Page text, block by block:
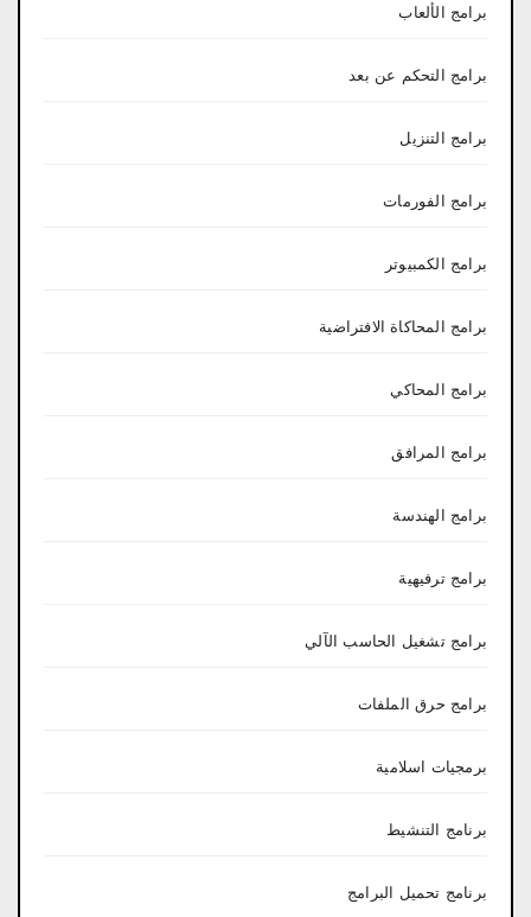
برامج الألعاب
برامج التحكم عن بعد
برامج التنزيل
برامج الفورمات
برامج الكمبيوتر
برامج المحاكاة الافتراضية
برامج المحاكي
برامج المرافق
برامج الهندسة
برامج ترفيهية
برامج تشغيل الحاسب الآلي
برامج حرق الملفات
برمجيات اسلامية
برنامج التنشيط
برنامج تحميل البرامج